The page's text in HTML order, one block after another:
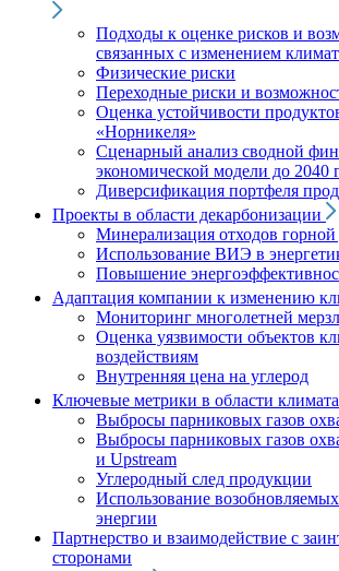
Подходы к оценке рисков и
связанных с изменением
Физические риски
Переходные риски и
Оценка устойчивости
«Норникеля»
Сценарный анализ сводной
экономической модели до 2040
Диверсификация портфеля
Проекты в области декарбонизации
Минерализация отходов
Использование ВИЭ в
Повышение
Адаптация компании к изменению
Мониторинг многолетней
Оценка уязвимости объектов
воздействиям
Внутренняя цена на углерод
Ключевые метрики в области климата
Выбросы парниковых газов
Выбросы парниковых газов
и Upstream
Углеродный след продукции
Использование
энергии
Партнерство и взаимодействие с
сторонами